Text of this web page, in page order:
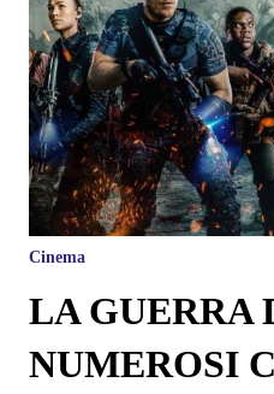
Cinema
LA GUERRA
NUMEROSI